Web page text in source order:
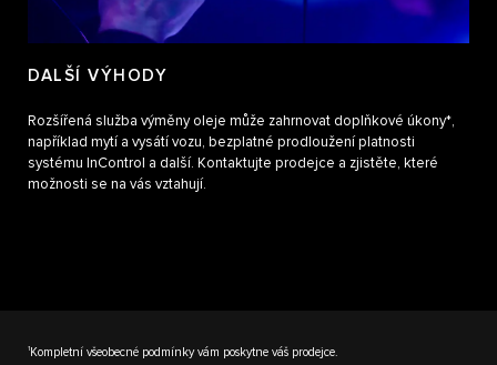
DALŠÍ VÝHODY
Rozšířená služba výměny oleje může zahrnovat doplňkové úkony*,
například mytí a vysátí vozu, bezplatné prodloužení platnosti
systému InControl a další. Kontaktujte prodejce a zjistěte, které
možnosti se na vás vztahují.
1 Kompletní všeobecné podmínky vám poskytne váš prodejce.